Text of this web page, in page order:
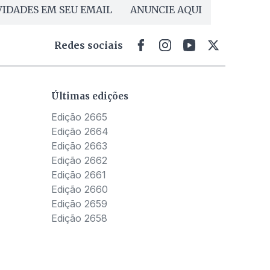
EM SEU EMAIL ANUNCIE AQUI
Redes sociais
Últimas edições
Edição 2665
Edição 2664
Edição 2663
Edição 2662
Edição 2661
Edição 2660
Edição 2659
Edição 2658